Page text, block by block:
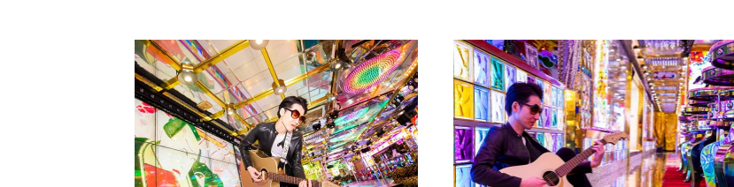
運営会社 プライバシーポリシー 本サイトご利用にあたって Cookie Settings お問い合わせ